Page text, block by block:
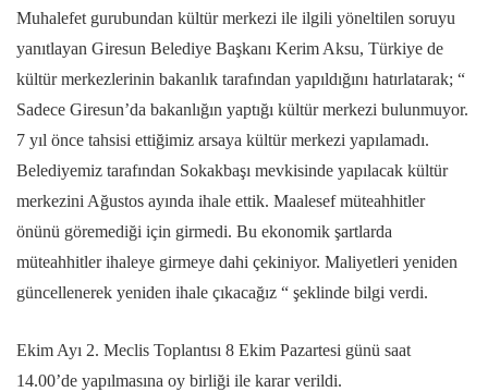
Muhalefet gurubundan kültür merkezi ile ilgili yöneltilen soruyu
yanıtlayan Giresun Belediye Başkanı Kerim Aksu, Türkiye de
kültür merkezlerinin bakanlık tarafından yapıldığını hatırlatarak; “
Sadece Giresun’da bakanlığın yaptığı kültür merkezi bulunmuyor.
7 yıl önce tahsisi ettiğimiz arsaya kültür merkezi yapılamadı.
Belediyemiz tarafından Sokakbaşı mevkisinde yapılacak kültür
merkezini Ağustos ayında ihale ettik. Maalesef müteahhitler
önünü göremediği için girmedi. Bu ekonomik şartlarda
müteahhitler ihaleye girmeye dahi çekiniyor. Maliyetleri yeniden
güncellenerek yeniden ihale çıkacağız “ şeklinde bilgi verdi.
Ekim Ayı 2. Meclis Toplantısı 8 Ekim Pazartesi günü saat
14.00’de yapılmasına oy birliği ile karar verildi.